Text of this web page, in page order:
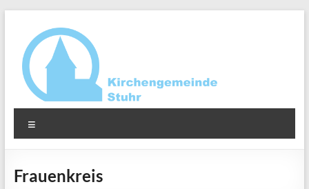
springen
Ev.-
luth.
Kirchengemeinde
Frauenkreis